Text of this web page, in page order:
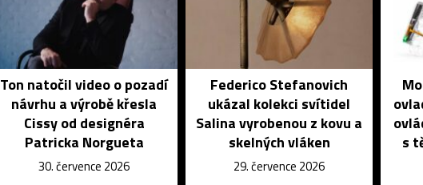
Ton natočil video o pozadí
návrhu a výrobě křesla
Cissy od designéra
Patricka Norgueta
30. července 2026
Federico Stefanovich
ukázal kolekci svítidel
Salina vyrobenou z kovu a
skelných vláken
29. července 2026
s